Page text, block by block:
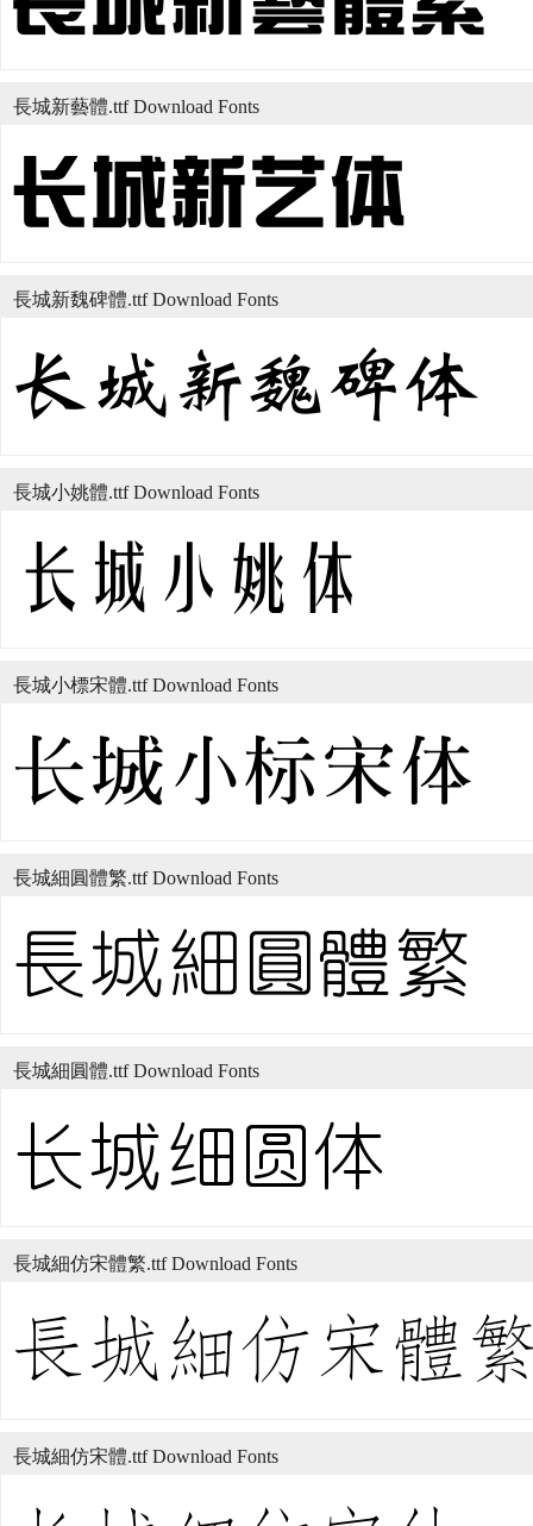
長城新藝體.ttf Download Fonts
長城新魏碑體.ttf Download Fonts
長城小姚體.ttf Download Fonts
長城小標宋體.ttf Download Fonts
長城細圓體繁.ttf Download Fonts
長城細圓體.ttf Download Fonts
長城細仿宋體繁.ttf Download Fonts
長城細仿宋體.ttf Download Fonts